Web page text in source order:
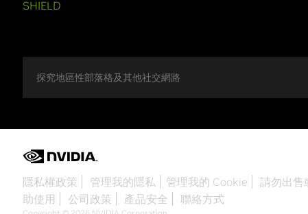
SHIELD
探究地區性部落格及其他社交網路
隱私權政策 管理我的隱私 管理我的 Cookie 請勿出售
助使用
公司政策 產品安全 聯絡方式